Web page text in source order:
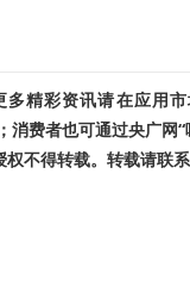
多精彩资讯请在应用
消费者也可通过央广网
权不得转载。转载请联